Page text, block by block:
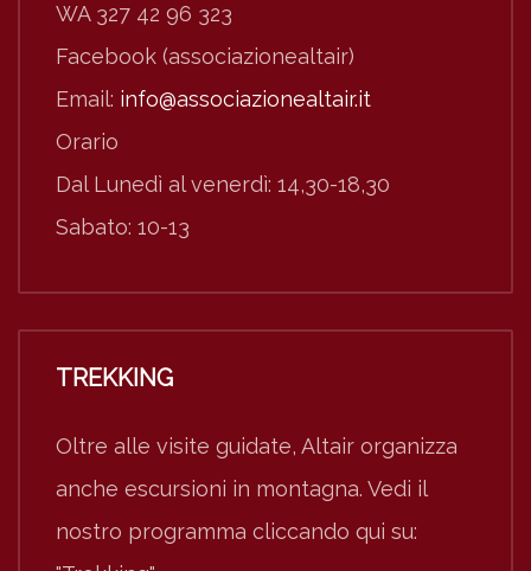
WA 327 42 96 323
Facebook (associazionealtair)
Email: info@associazionealtair.it
Orario
Dal Lunedì al venerdì: 14,30-18,30
Sabato: 10-13
TREKKING
Oltre alle visite guidate, Altair organizza
anche escursioni in montagna. Vedi il
nostro programma cliccando qui su: